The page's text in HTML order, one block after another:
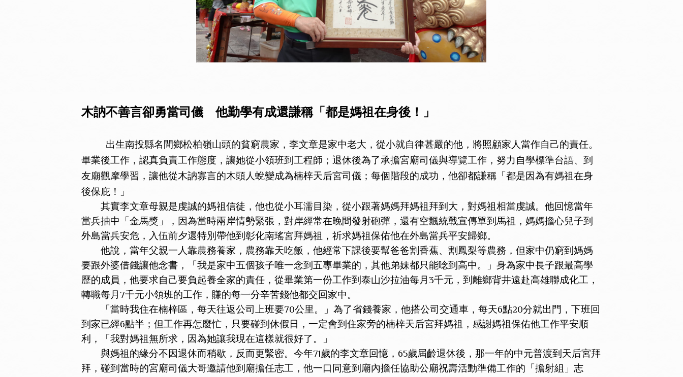
木訥不善言卻勇當司儀 他勤學有成還謙稱「都是媽祖在身後！」
出生南投縣名間鄉松柏嶺山頭的貧窮農家，李文章是家中老大，從小就自律甚嚴的他，將照顧家人當作自己的責任。
畢業後工作，認真負責工作態度，讓她從小領班到工程師；退休後為了承擔宮廟司儀與導覽工作，努力自學標準台語、到
友廟觀摩學習，讓他從木訥寡言的木頭人蛻變成為楠梓天后宮司儀；每個階段的成功，他卻都謙稱「都是因為有媽祖在身
後保庇！」
其實李文章母親是虔誠的媽祖信徒，他也從小耳濡目染，從小跟著媽媽拜媽祖拜到大，對媽祖相當虔誠。他回憶當年
當兵抽中「金馬獎」，因為當時兩岸情勢緊張，對岸經常在晚間發射砲彈，還有空飄統戰宣傳單到馬祖，媽媽擔心兒子到
外島當兵安危，入伍前夕還特別帶他到彰化南瑤宮拜媽祖，祈求媽祖保佑他在外島當兵平安歸鄉。
他說，當年父親一人靠農務養家，農務靠天吃飯，他經常下課後要幫爸爸割香蕉、割鳳梨等農務，但家中仍窮到媽媽
要跟外婆借錢讓他念書，「我是家中五個孩子唯一念到五專畢業的，其他弟妹都只能唸到高中。」身為家中長子跟最高學
歷的成員，他要求自己要負起養全家的責任，從畢業第一份工作到泰山沙拉油每月3千元，到離鄉背井遠赴高雄聯成化工，
轉職每月7千元小領班的工作，賺的每一分辛苦錢他都交回家中。
「當時我住在楠梓區，每天往返公司上班要70公里。」為了省錢養家，他搭公司交通車，每天6點20分就出門，下班回
到家已經6點半；但工作再怎麼忙，只要碰到休假日，一定會到住家旁的楠梓天后宮拜媽祖，感謝媽祖保佑他工作平安順
利，「我對媽祖無所求，因為她讓我現在這樣就很好了。」
與媽祖的緣分不因退休而稍歇，反而更緊密。今年71歲的李文章回憶，65歲屆齡退休後，那一年的中元普渡到天后宮拜
拜，碰到當時的宮廟司儀大哥邀請他到廟擔任志工，他一口同意到廟內擔任協助公廟祝壽活動準備工作的「擔射組」志